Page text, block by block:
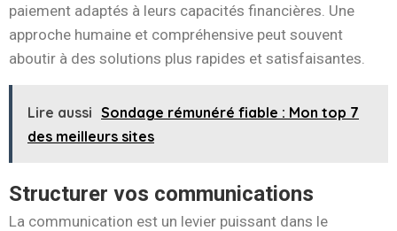
paiement adaptés à leurs capacités financières. Une
approche humaine et compréhensive peut souvent
aboutir à des solutions plus rapides et satisfaisantes.
Lire aussi Sondage rémunéré fiable : Mon top 7
des meilleurs sites
Structurer vos communications
La communication est un levier puissant dans le